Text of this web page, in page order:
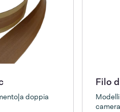
doppia
Filo
camera